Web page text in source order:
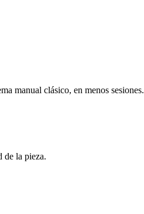
manual clásico, en menos sesiones.
de la pieza.